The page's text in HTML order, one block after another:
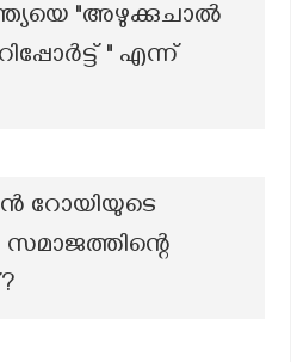
"അഴുക്കുചാൽ
" എന്ന്
റോയിയുടെ